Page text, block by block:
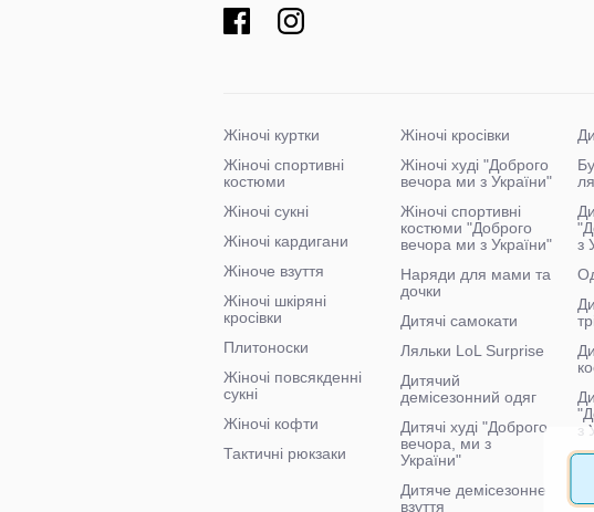
Жіночі куртки
Жіночі спортивні
костюми
Жіночі сукні
Жіночі кардигани
Жіноче взуття
Жіночі шкіряні
кросівки
Плитоноски
Жіночі повсякденні
сукні
Жіночі кофти
Тактичні рюкзаки
Жіночі кросівки
Жіночі худі "Доброго
вечора ми з України"
Жіночі спортивні
костюми "Доброго
вечора ми з України"
Наряди для мами та
дочки
Дитячі самокати
Ляльки LoL Surprise
Дитячий
демісезонний одяг
Дитячі худі "Доброго
вечора, ми з
України"
Дитяче демісезонне
взуття
з
з